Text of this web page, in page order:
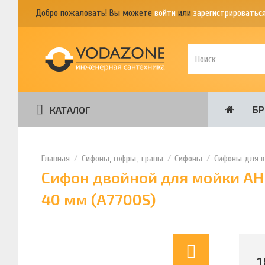
Добро пожаловать! Вы можете войти или
КАТАЛОГ
Сифоны, гофры, трапы Сифоны Сифоны для
Сифон двойной для мойки
40 мм (А7700S)